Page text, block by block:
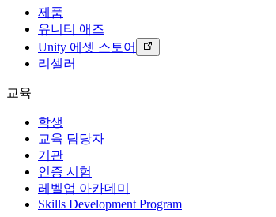
Unity로 광고하세요
활용 부문
모바일 게임
Unity로 모바일 히트작을 제작하고 성장시키세요.
인디 게임
소규모 팀으로 대작 게임을 출시하세요.
XR 게임
여러 플랫폼에서 XR 게임을 출시하세요.
블로그
업데이트, 정보, 기술 팁
뉴스
자격증
Unity 숙련도를 입증하세요
제품
유니티 애즈
Unity 에셋 스토어
리셀러
교육
학생
교육 담당자
기관
인증 시험
레벨업 아카데미
Skills Development Program